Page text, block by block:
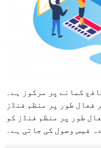
کمانے پر مرکوز ہے۔
فعال طور پر منظم فنڈز
طور پر منظم فنڈز کو
فیس وصول کی جاتی ہے۔